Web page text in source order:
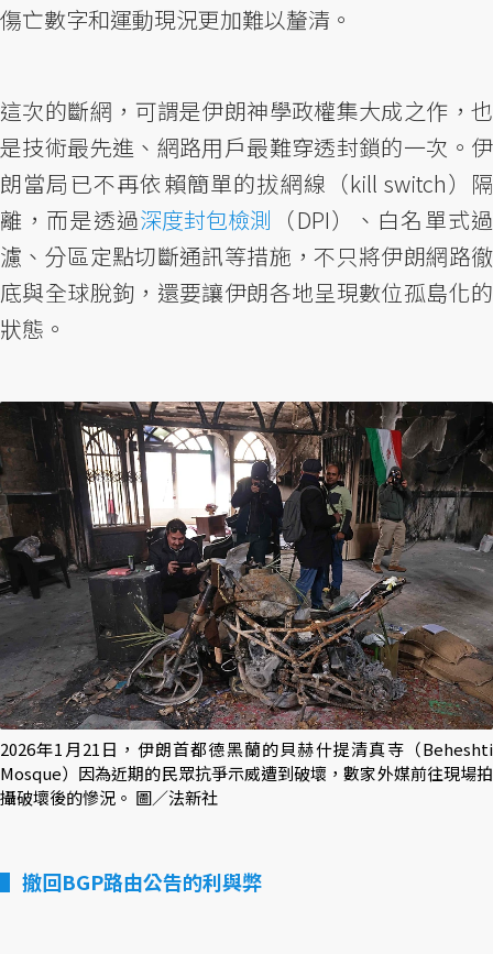
傷亡數字和運動現況更加難以釐清。
這次的斷網，可謂是伊朗神學政權集大成之作，也
是技術最先進、網路用戶最難穿透封鎖的一次。伊
朗當局已不再依賴簡單的拔網線（kill switch）隔
離，而是透過深度封包檢測 （DPI）、白名單式過
濾、分區定點切斷通訊等措施，不只將伊朗網路徹
底與全球脫鉤，還要讓伊朗各地呈現數位孤島化的
狀態。
2026年1月21日，伊朗首都德黑蘭的貝赫什提清真寺（Beheshti
Mosque）因為近期的民眾抗爭示威遭到破壞，數家外媒前往現場拍
攝破壞後的慘況。 圖／法新社
撤回BGP路由公告的利與弊